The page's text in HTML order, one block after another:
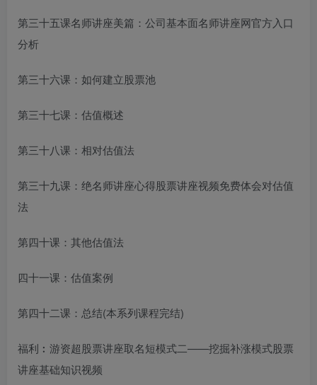
第三十五课名师讲座美篇 ：公司基本面名师讲座网官方入口
分析
第三十六课：如何建立股票池
第三十七课：估值概述
第三十八课：相对估值法
第三十九课：绝名师讲座心得股票讲座视频免费体会对估值
法
第四十课：其他估值法
四十一课：估值案例
第四十二课：总结(本系列课程完结)
福利︰游资超股票讲座取名短模式二——挖掘补涨模式股票
讲座基础知识视频